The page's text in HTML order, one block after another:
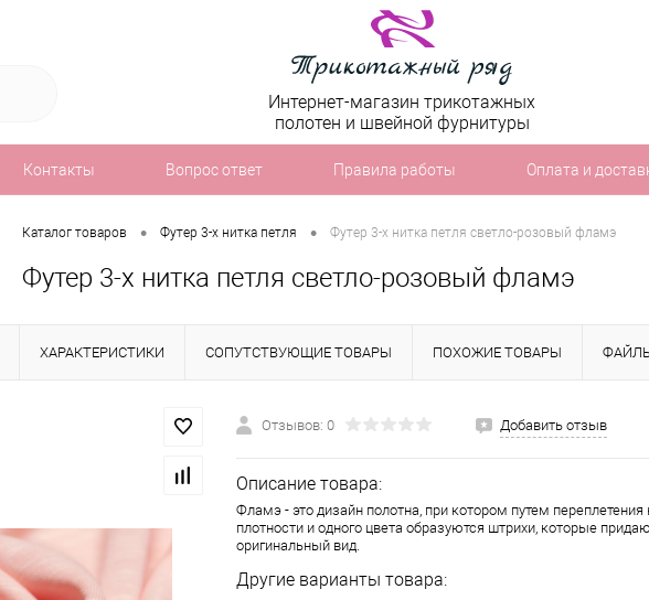
Интернет-магазин трикотажных
полотен и швейной фурнитуры
Контакты Вопрос ответ Правила работы Оплата и
Каталог товаров • Футер 3-х нитка петля • Футер 3-х нитка петля светло-розовый фламэ
Футер 3-х нитка петля светло-розовый фламэ
ХАРАКТЕРИСТИКИ СОПУТСТВУЮЩИЕ ТОВАРЫ ПОХОЖИЕ ТОВАРЫ
Отзывов: 0 Добавить отзыв
Описание товара:
Фламэ - это дизайн полотна, при котором путем переплетения
плотности и одного цвета образуются штрихи, которые
оригинальный вид.
Другие варианты товара: